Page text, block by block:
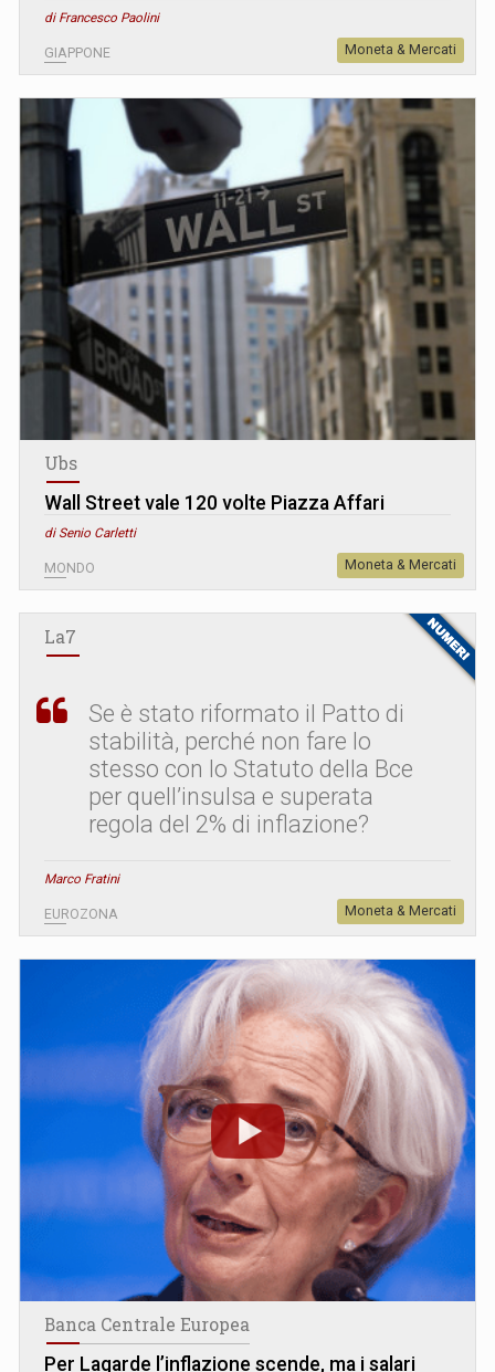
di Francesco Paolini
GIAPPONE Moneta & Mercati
Ubs
Wall Street vale 120 volte Piazza Affari
di Senio Carletti
MONDO Moneta & Mercati
La7
Se è stato riformato il Patto di
stabilità, perché non fare lo
stesso con lo Statuto della Bce
per quell’insulsa e superata
regola del 2% di inflazione?
Marco Fratini
EUROZONA Moneta & Mercati
Banca Centrale Europea
Per Lagarde l’inflazione scende, ma i salari